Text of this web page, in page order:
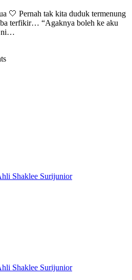
🤍 Pernah tak kita duduk termenung
terfikir… “Agaknya boleh ke aku
ni…
Shaklee Surijunior
Shaklee Surijunior